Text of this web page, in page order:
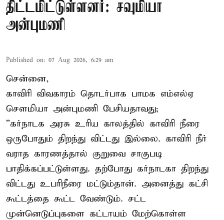
திட்டமிட்டுள்ளனர்: சவுமியா
அன்புமணி
Published on: 07 Aug 2026, 6:29 am
சென்னை,
காவிரி விவகாரம் தொடர்பாக பாமக எம்எல்ஏ
சௌமியா அன்புமணி பேசியதாவது;
”கர்நாடக அரசு உரிய காலத்தில் காவிரி நீரை
ஒருபோதும் திறந்து விட்டது இல்லை. காவிரி நீர்
வராத காரணத்தால் குறுவை சாகுபடி
பாதிக்கப்பட்டுள்ளது. தற்போது கர்நாடகா திறந்து
விட்டது உபரிநீரை மட்டும்தான். அனைத்து கட்சி
கூட்டத்தை கூட்ட வேண்டும். சட்ட
முன்னெடுப்புகளை கட்டாயம் மேற்கொள்ள